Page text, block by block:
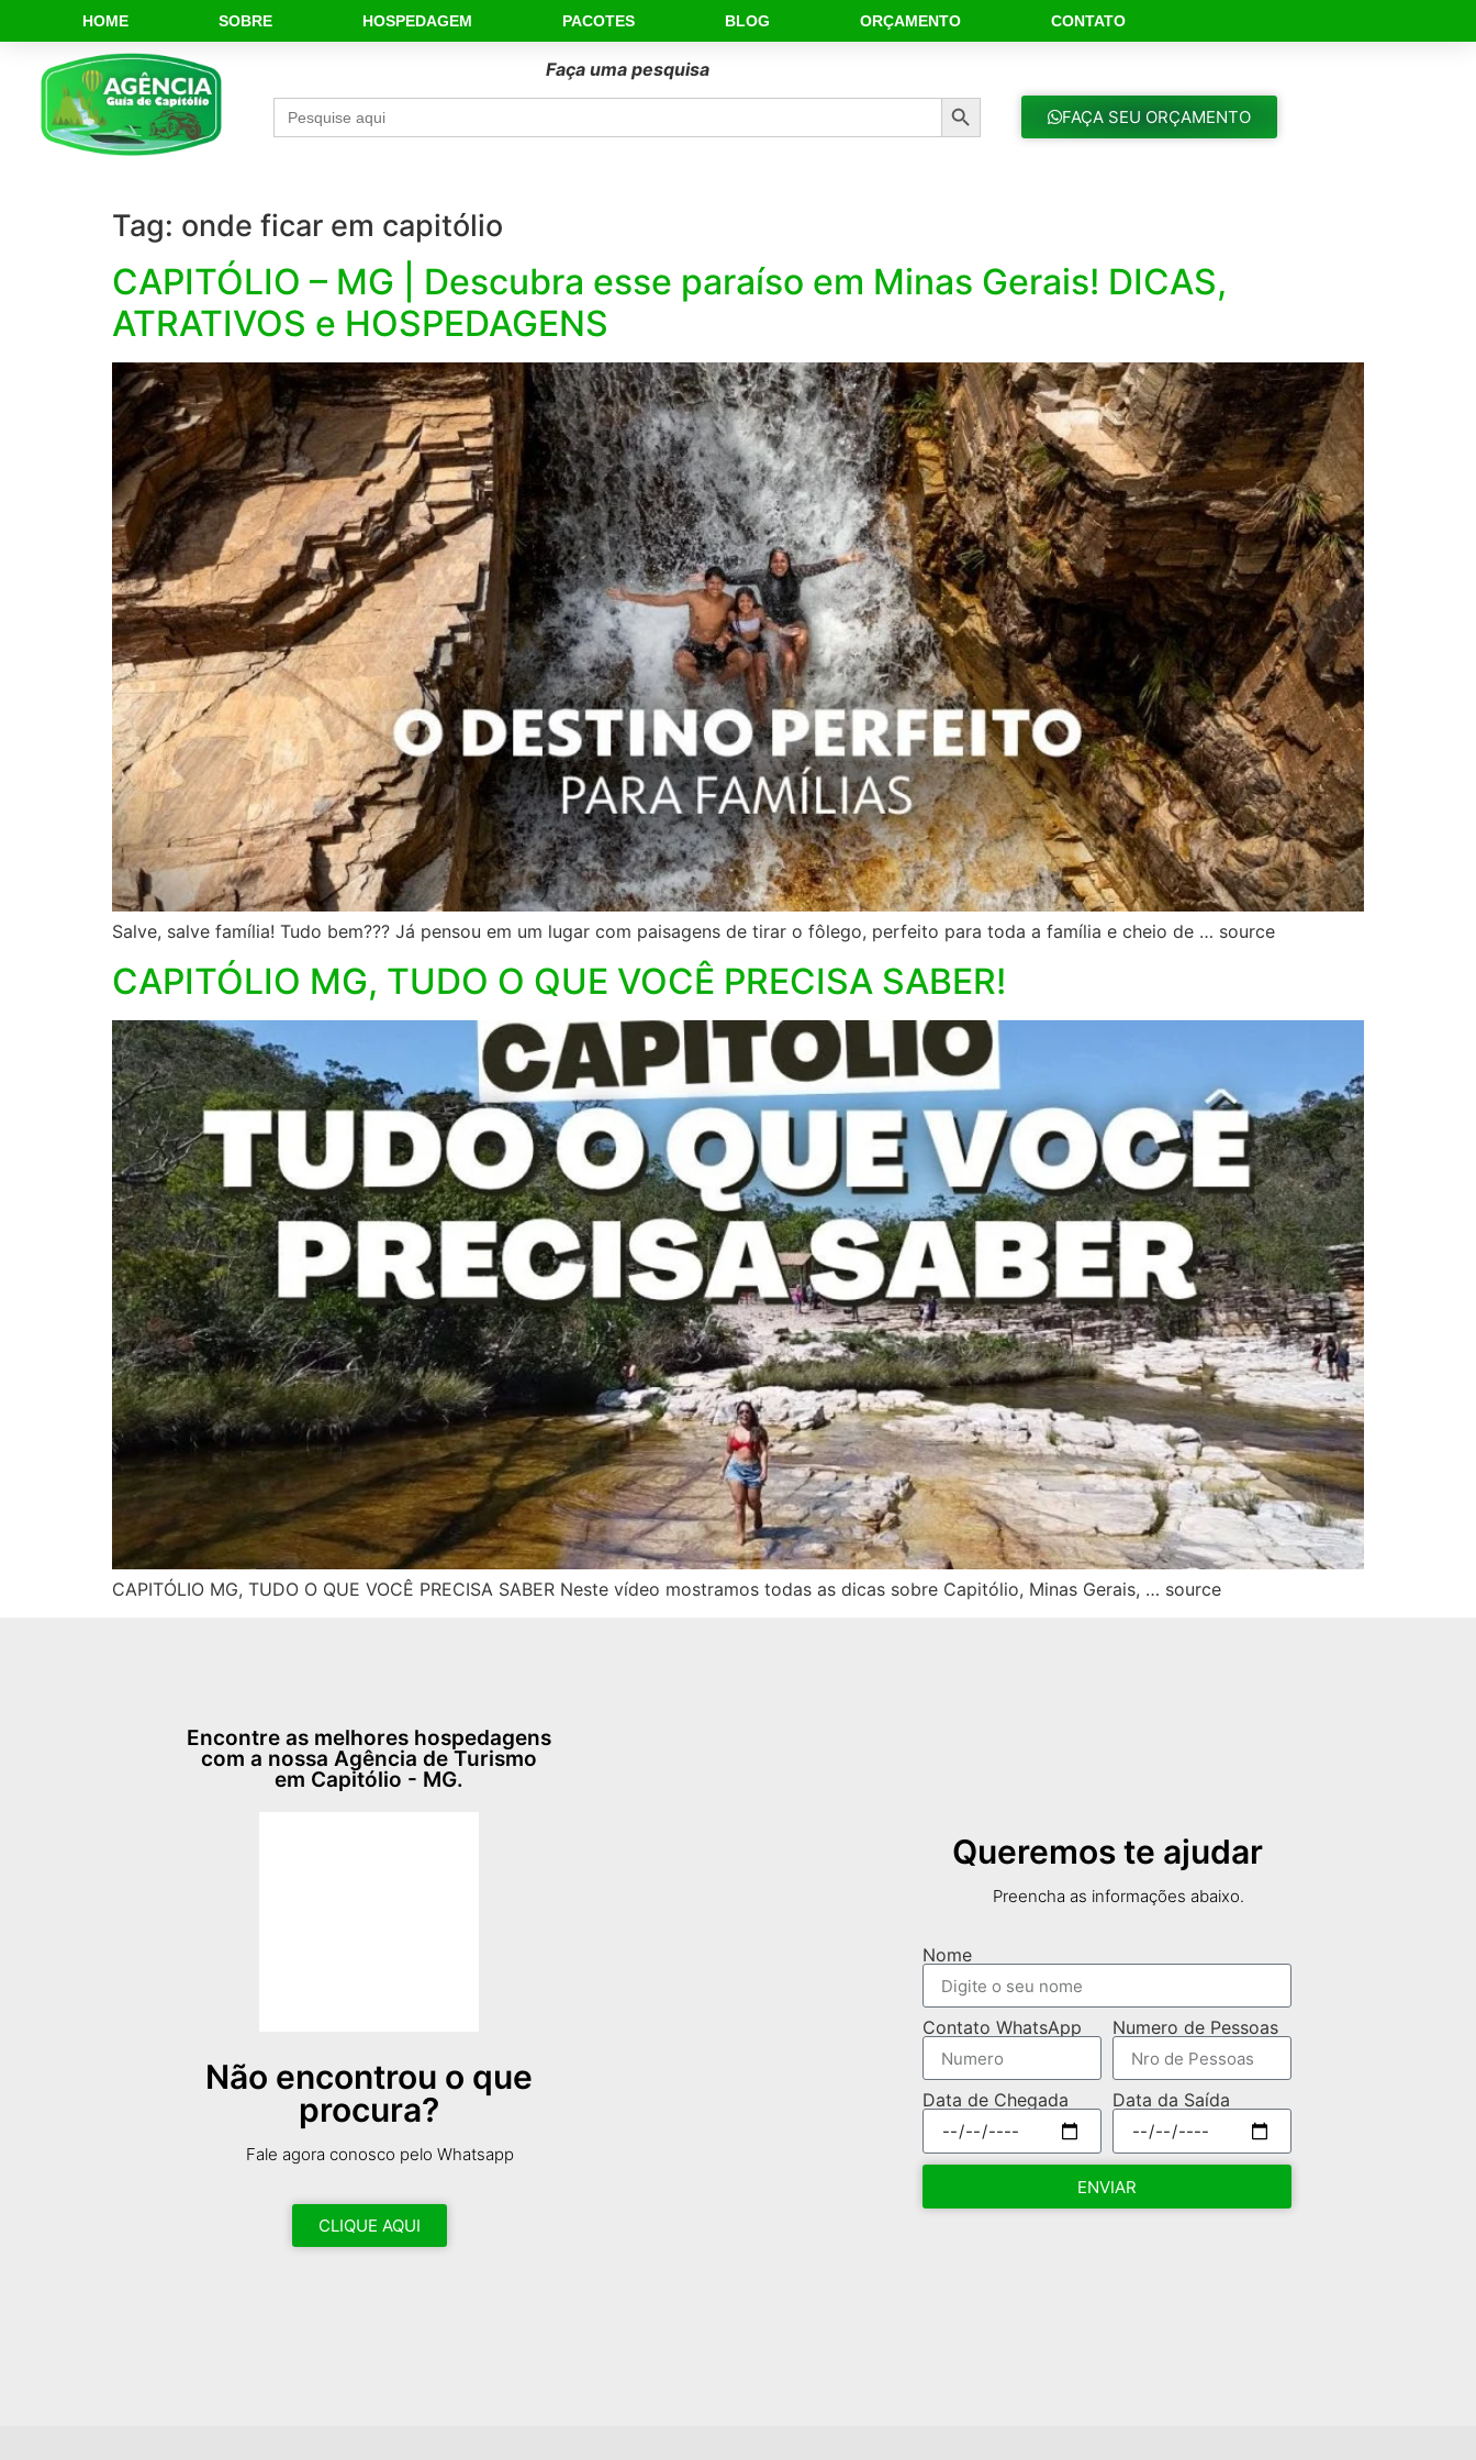
HOME SOBRE HOSPEDAGEM PACOTES BLOG ORÇAMENTO CONTATO
Faça uma pesquisa
Search
for:
Search Button
FAÇA SEU ORÇAMENTO
Tag: onde ficar em capitólio
CAPITÓLIO – MG | Descubra esse paraíso em Minas Gerais! DICAS,
ATRATIVOS e HOSPEDAGENS
Salve, salve família! Tudo bem??? Já pensou em um lugar com paisagens de tirar o fôlego, perfeito para toda a família e cheio de … source
CAPITÓLIO MG, TUDO O QUE VOCÊ PRECISA SABER!
CAPITÓLIO MG, TUDO O QUE VOCÊ PRECISA SABER Neste vídeo mostramos todas as dicas sobre Capitólio, Minas Gerais, … source
Encontre as melhores hospedagens
com a nossa Agência de Turismo
em Capitólio - MG.
Não encontrou o que
procura?
Fale agora conosco pelo Whatsapp
CLIQUE AQUI
Queremos te ajudar
Preencha as informações abaixo.
Nome
Contato WhatsApp Numero de Pessoas
Data de Chegada Data da Saída
ENVIAR